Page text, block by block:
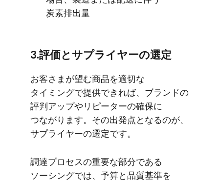
炭素排出量
3.評価と​サプライヤーの​選定
お客さまが​望む商品を​適切な​
タイミングで​提供できれば、​ブランドの​
評判アップやリピーターの​確保に​
つながります。​その​出発点と​なるのが、​
サプライヤーの​選定です。
調達プロセスの​重要な​部分である​
ソーシングでは、​予算と​品質基準を​